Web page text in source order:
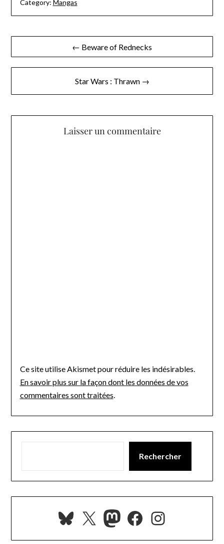
Category: Mangas
Navigation
de
← Beware of Rednecks
Star Wars : Thrawn →
Laisser un commentaire
Ce site utilise Akismet pour réduire les indésirables.
En savoir plus sur la façon dont les données de vos
commentaires sont traitées
Rechercher
Bluesky
X Mastodon
Facebook